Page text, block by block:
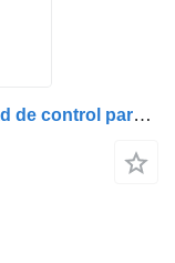
Unitate de Control CO 1360.01 unidad de control para Scania 2029430, 2029432 camión